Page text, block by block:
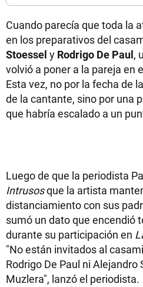
Cuando parecía que toda la
en los preparativos del
Stoessel y Rodrigo De Paul,
volvió a poner a la pareja en
Esta vez, no por la fecha de
de la cantante, sino por una
que habría escalado a un
Luego de que la periodista
Intrusosque la artista
distanciamiento con sus
sumó un dato que encendió
durante su participación en
"No están invitados al
Rodrigo De Paul ni
Muzlera", lanzó el periodista.